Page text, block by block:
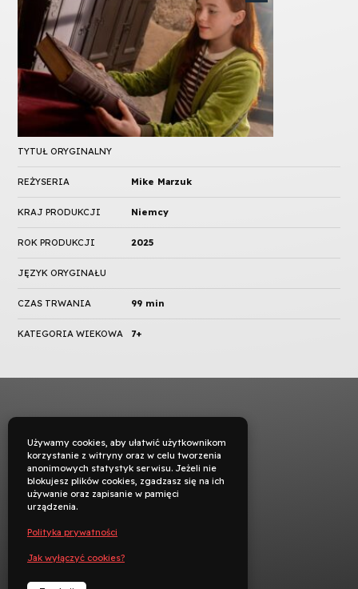
TYTUŁ ORYGINALNY
REŻYSERIA Mike Marzuk
KRAJ PRODUKCJI Niemcy
ROK PRODUKCJI 2025
JĘZYK ORYGINAŁU
CZAS TRWANIA 99 min
KATEGORIA WIEKOWA 7+
Używamy cookies, aby ułatwić użytkownikom
korzystanie z witryny oraz w celu tworzenia
anonimowych statystyk serwisu. Jeżeli nie
blokujesz plików cookies, zgadzasz się na ich
używanie oraz zapisanie w pamięci
urządzenia.
Polityka prywatności
Jak wyłączyć cookies?